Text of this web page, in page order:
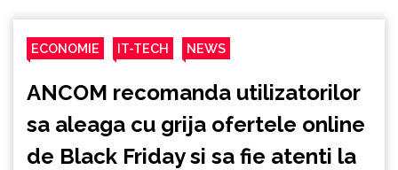
ECONOMIE IT-TECH NEWS
ANCOM recomanda utilizatorilor
sa aleaga cu grija ofertele online
de Black Friday si sa fie atenti la